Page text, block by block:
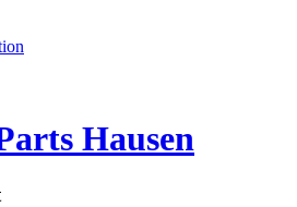
Hausen